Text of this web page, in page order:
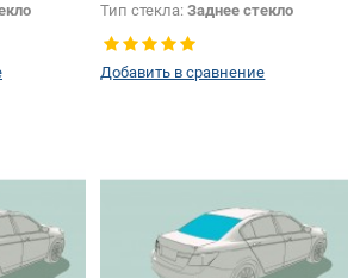
Тип стекла:Заднее стекло
Добавить в сравнение